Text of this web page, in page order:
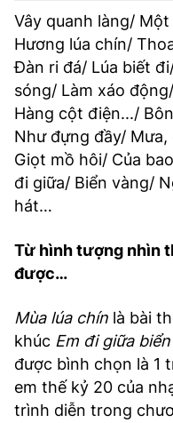
Vây quanh làng/
Hương lúa chín/
Đàn ri đá/ Lúa biết
sóng/ Làm xáo
Hàng cột điện.../
Như đựng đầy/
Giọt mồ hôi/ Của
đi giữa/ Biển vàng/
hát…
Từ hình tượng nhìn
được…
Mùa lúa chín là bài
khúc Em đi giữa
được bình chọn là 1
em thế kỷ 20 của
trình diễn trong